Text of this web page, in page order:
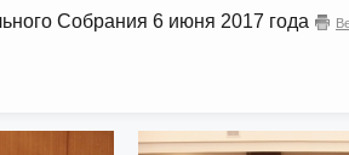
Собрания 6 июня 2017 года